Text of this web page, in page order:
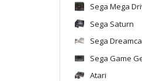
Sega Mega
Sega Saturn
Sega
Sega Game
Atari